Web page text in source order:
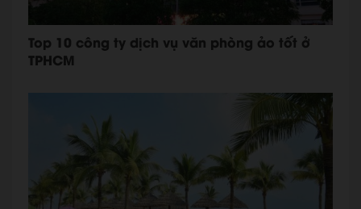
Top 10 công ty dịch vụ văn phòng ảo tốt ở
TPHCM